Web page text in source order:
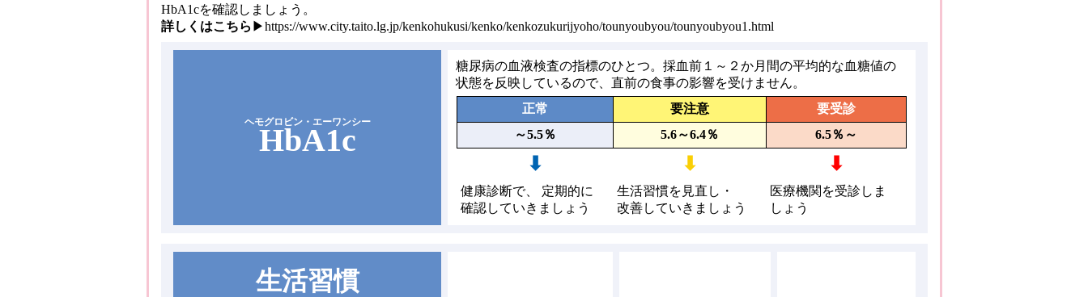
HbA1cを確認しましょう。
詳しくはこちら ▶https://www.city.taito.lg.jp/kenkohukusi/kenko/kenkozukurijyoho/tounyoubyou/tounyoubyou1.html
ヘモグロビン・エーワンシー
HbA1c
糖尿病の血液検査の指標のひとつ。採血前１～２か月間の平均的な血糖値の
状態を反映しているので、直前の食事の影響を受けません。
正常
要注意
要受診
～5.5％
5.6～6.4％ 6.5％～
⬇ ⬇ ⬇
健康診断で、 定期的に
確認していきましょう
生活習慣を見直し・
改善していきましょう
医療機関を受診しま
しょう
生活習慣